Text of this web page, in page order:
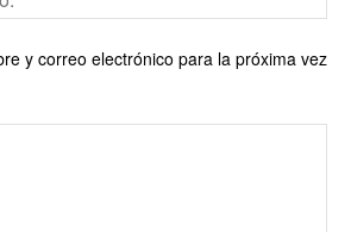
y correo electrónico para la próxima vez